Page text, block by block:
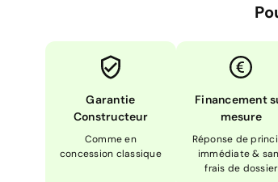
Garantie
Constructeur
Comme en
concession classique
Financement
mesure
Réponse de
immédiate &
frais de dossier